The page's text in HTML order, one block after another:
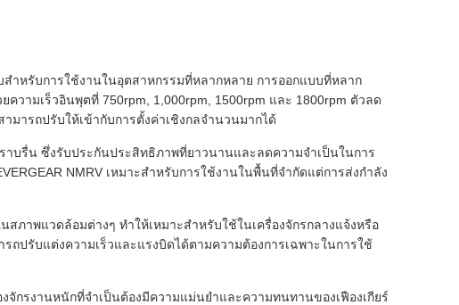
สำหรับการใช้งานในอุตสาหกรรมที่หลากหลาย การออกแบบที่หลาก
วามเร็วอินพุตที่ 750rpm, 1,000rpm, 1500rpm และ 1800rpm ตัวลด
มารถปรับให้เข้ากับการตั้งค่าเชิงกลจำนวนมากได้
บรื่น ซึ่งรับประกันประสิทธิภาพที่ยาวนานและลดความจำเป็นในการ
NMRV เหมาะสำหรับการใช้งานในพื้นที่จำกัดแต่การส่งกำลัง
ภาพแวดล้อมต่างๆ ทำให้เหมาะสำหรับใช้ในเครื่องจักรกลางแจ้งหรือ
ปรับแต่งความเร็วและแรงบิดได้ตามความต้องการเฉพาะในการใช้
จักรงานหนักที่จำเป็นต้องมีความแม่นยำและความทนทานของเฟืองเกียร์